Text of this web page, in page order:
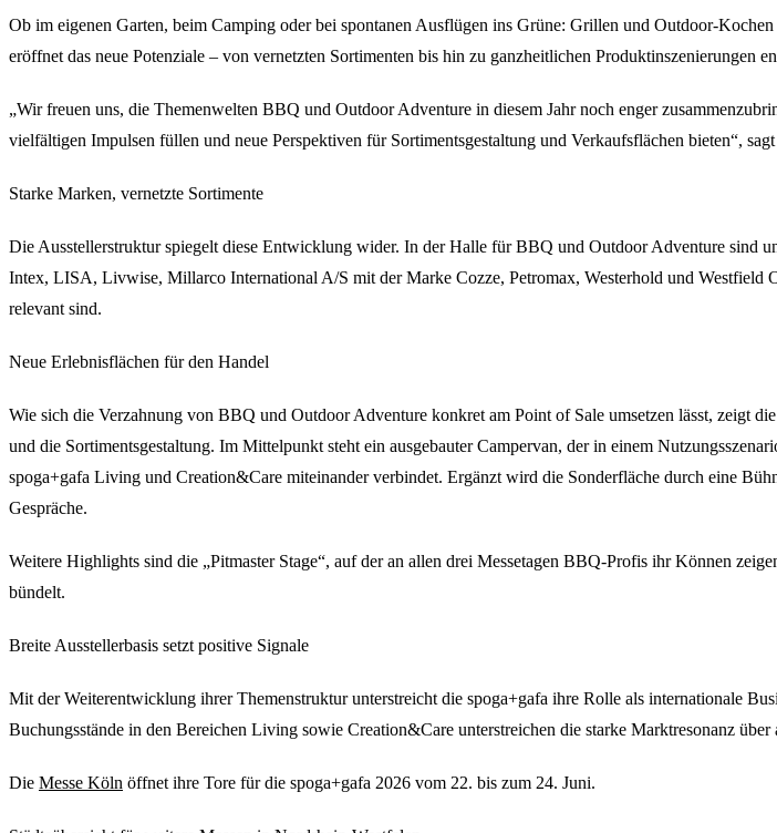
Ob im eigenen Garten, beim Camping oder bei spontanen Ausflügen ins Grüne: Grillen und Outdoor-
eröffnet das neue Potenziale – von vernetzten Sortimenten bis hin zu ganzheitlichen Produktinszenierungen
„Wir freuen uns, die Themenwelten BBQ und Outdoor Adventure in diesem Jahr noch enger
vielfältigen Impulsen füllen und neue Perspektiven für Sortimentsgestaltung und Verkaufsflächen bieten“,
Starke Marken, vernetzte Sortimente
Die Ausstellerstruktur spiegelt diese Entwicklung wider. In der Halle für BBQ und Outdoor Adventure sind
Intex, LISA, Livwise, Millarco International A/S mit der Marke Cozze, Petromax, Westerhold und Westfield
relevant sind.
Neue Erlebnisflächen für den Handel
Wie sich die Verzahnung von BBQ und Outdoor Adventure konkret am Point of Sale umsetzen lässt, zeigt
und die Sortimentsgestaltung. Im Mittelpunkt steht ein ausgebauter Campervan, der in einem
spoga+gafa Living und Creation&Care miteinander verbindet. Ergänzt wird die Sonderfläche durch eine
Gespräche.
Weitere Highlights sind die „Pitmaster Stage“, auf der an allen drei Messetagen BBQ-Profis ihr Können
bündelt.
Breite Ausstellerbasis setzt positive Signale
Mit der Weiterentwicklung ihrer Themenstruktur unterstreicht die spoga+gafa ihre Rolle als internationale
Buchungsstände in den Bereichen Living sowie Creation&Care unterstreichen die starke Marktresonanz
Die Messe Köln öffnet ihre Tore für die spoga+gafa 2026 vom 22. bis zum 24. Juni.